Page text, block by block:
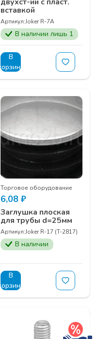
вставкой
Артикул:Joker R-7A
В наличии лишь 1
В
корзину
Торговое оборудование
6,08 ₽
Заглушка плоская
для трубы d=25мм
Артикул:Joker R-17 (T-2817)
В наличии
В
корзину